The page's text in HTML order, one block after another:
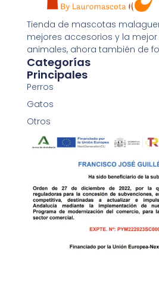
Applaws filete de atún con
Tienda de mascotas
mejores accesorios y la
animales, ahora también de
Categorías
Principales
Perros
Gatos
Otros